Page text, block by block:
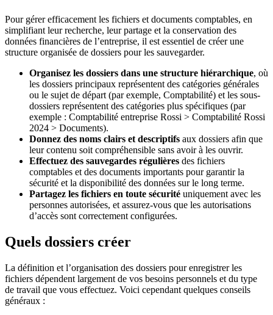
Pour gérer efficacement les fichiers et documents comptables, en
simplifiant leur recherche, leur partage et la conservation des
données financières de l’entreprise, il est essentiel de créer une
structure organisée de dossiers pour les sauvegarder.
Organisez les dossiers dans une structure hiérarchique, où
les dossiers principaux représentent des catégories générales
ou le sujet de départ (par exemple, Comptabilité) et les sous-
dossiers représentent des catégories plus spécifiques (par
exemple : Comptabilité entreprise Rossi > Comptabilité Rossi
2024 > Documents).
Donnez des noms clairs et descriptifs aux dossiers afin que
leur contenu soit compréhensible sans avoir à les ouvrir.
Effectuez des sauvegardes régulières des fichiers
comptables et des documents importants pour garantir la
sécurité et la disponibilité des données sur le long terme.
Partagez les fichiers en toute sécurité uniquement avec les
personnes autorisées, et assurez-vous que les autorisations
d’accès sont correctement configurées.
Quels dossiers créer
La définition et l’organisation des dossiers pour enregistrer les
fichiers dépendent largement de vos besoins personnels et du type
de travail que vous effectuez. Voici cependant quelques conseils
généraux :